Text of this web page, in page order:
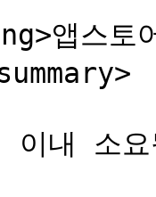
앱스
이내 소